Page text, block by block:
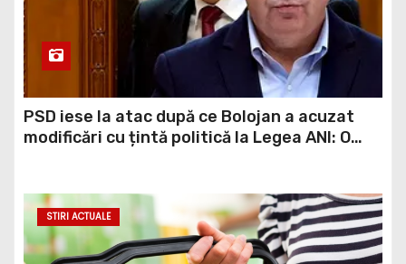
PSD iese la atac după ce Bolojan a acuzat
modificări cu țintă politică la Legea ANI: O
STIRI ACTUALE